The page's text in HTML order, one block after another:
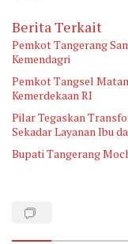
Berita Terkait
Pemkot Tangerang
Kemendagri
Pemkot Tangsel
Kemerdekaan RI
Pilar Tegaskan
Sekadar Layanan Ibu
Bupati Tangerang